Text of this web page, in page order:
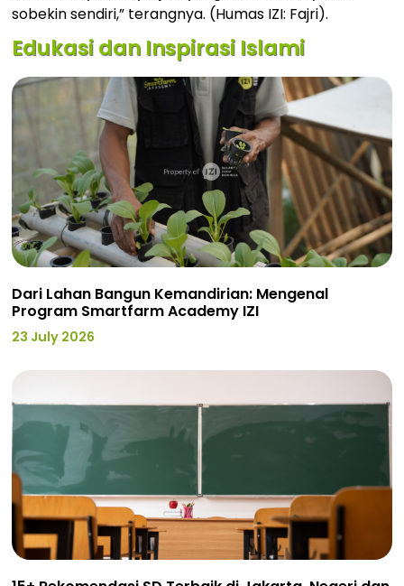
sobekin sendiri,” terangnya. (Humas IZI: Fajri).
Edukasi dan Inspirasi Islami
Dari Lahan Bangun Kemandirian: Mengenal
Program Smartfarm Academy IZI
23 July 2026